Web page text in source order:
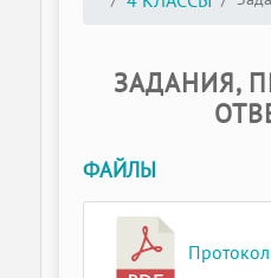
ЗАДАНИЯ,
ФАЙЛЫ